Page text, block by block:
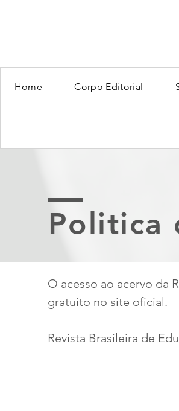
Home Corpo Editorial
Politica
O acesso ao acervo da
gratuito no site oficial.
Revista Brasileira de